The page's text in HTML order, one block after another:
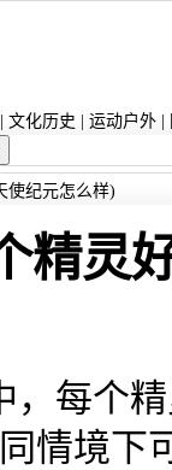
文化历史 运动户外
使纪元怎么样)
精灵
，每个
情境下